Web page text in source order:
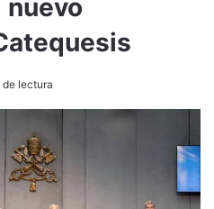
nuevo
de lectura